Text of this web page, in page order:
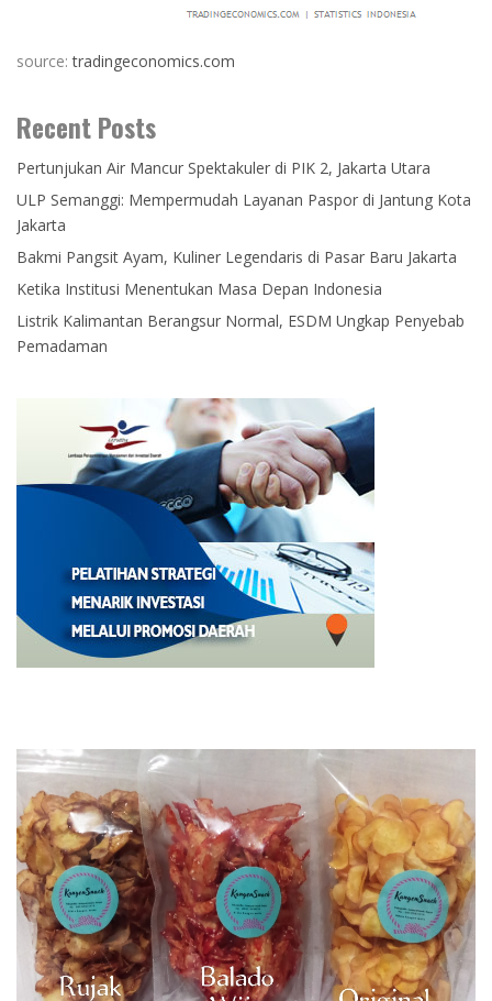
source:tradingeconomics.com
Recent Posts
Pertunjukan Air Mancur Spektakuler di PIK 2, Jakarta Utara
ULP Semanggi: Mempermudah Layanan Paspor di Jantung Kota
Jakarta
Bakmi Pangsit Ayam, Kuliner Legendaris di Pasar Baru Jakarta
Ketika Institusi Menentukan Masa Depan Indonesia
Listrik Kalimantan Berangsur Normal, ESDM Ungkap Penyebab
Pemadaman